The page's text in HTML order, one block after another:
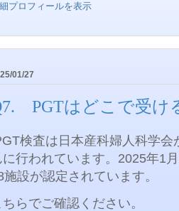
プロフィールを表示
01/27
PGTはどこで受け
検査は日本産科婦人科学会
に行われています。 2025年1 月
施設が認定されています。
ちらでご確認ください。